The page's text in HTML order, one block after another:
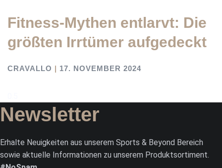
Fitness-Mythen entlarvt: Die
größten Irrtümer aufgedeckt
CRAVALLO 17. NOVEMBER 2024
Newsletter
Erhalte Neuigkeiten aus unserem Sports & Beyond Bereich
sowie aktuelle Informationen zu unserem Produktsortiment.